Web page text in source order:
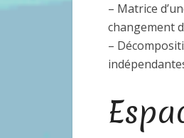
– Matrice
changement
–